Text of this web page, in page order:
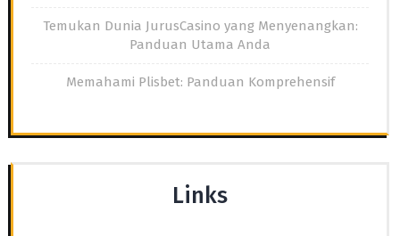
Temukan Dunia JurusCasino yang Menyenangkan:
Panduan Utama Anda
Memahami Plisbet: Panduan Komprehensif
Links